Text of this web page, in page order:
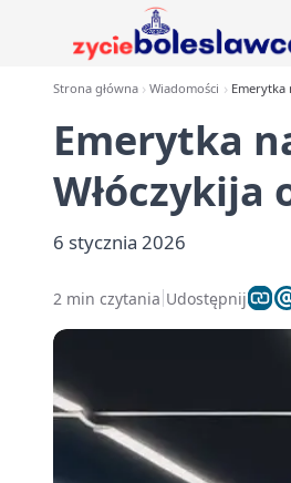
Strona główna Wiadomości Emerytka
Emerytka
Włóczykija
6 stycznia 2026
2 min czytania Udostępnij